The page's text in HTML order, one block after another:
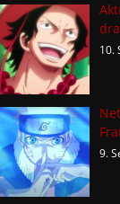
10.
9.